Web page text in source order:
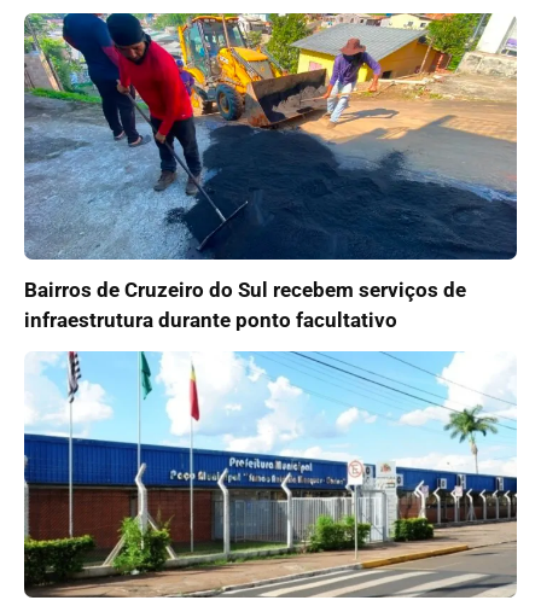
Bairros de Cruzeiro do Sul recebem serviços de
infraestrutura durante ponto facultativo